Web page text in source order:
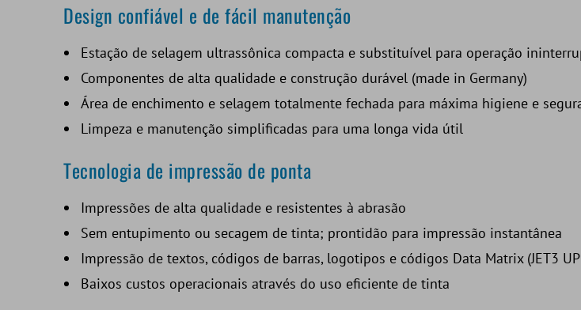
Design confiável e de fácil manutenção
Estação de selagem ultrassônica compacta e substituível para operação
Componentes de alta qualidade e construção durável (made in Germany)
Área de enchimento e selagem totalmente fechada para máxima higiene e
Limpeza e manutenção simplificadas para uma longa vida útil
Tecnologia de impressão de ponta
Impressões de alta qualidade e resistentes à abrasão
Sem entupimento ou secagem de tinta; prontidão para impressão instantânea
Impressão de textos, códigos de barras, logotipos e códigos Data Matrix (JET3
Baixos custos operacionais através do uso eficiente de tinta